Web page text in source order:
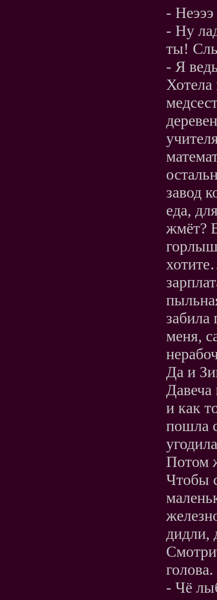
-
- Ну
ты!
- Я
Хотела
завод
еда,
жмёт?
меня,
Да и
и как
пошла
Потом
Чтобы
дидли,
- Чё